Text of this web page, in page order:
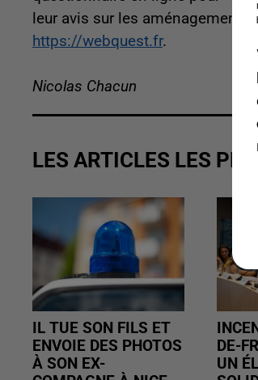
leur avis sur les aménagements
https://webquest.fr.
Nicolas Chacun
LES ARTICLES LES
IL TUE SON FILS ET
ENVOIE DES PHOTOS
À SON EX-
DE-
UN